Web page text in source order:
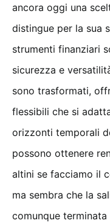
ancora oggi una
distingue per la sua
strumenti finanziari
sicurezza e
sono trasformati,
flessibili che si
orizzonti temporali
possono ottenere
altini se facciamo il
ma sembra che la
comunque